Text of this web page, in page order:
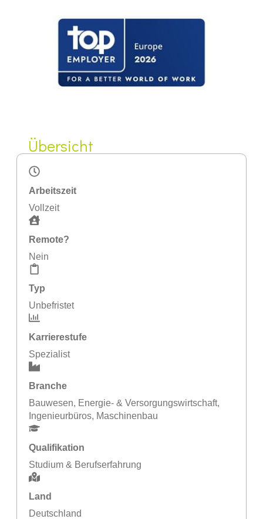
Übersicht
Arbeitszeit
Vollzeit
Remote?
Nein
Typ
Unbefristet
Karrierestufe
Spezialist
Branche
Bauwesen, Energie- & Versorgungswirtschaft,
Ingenieurbüros, Maschinenbau
Qualifikation
Studium & Berufserfahrung
Land
Deutschland